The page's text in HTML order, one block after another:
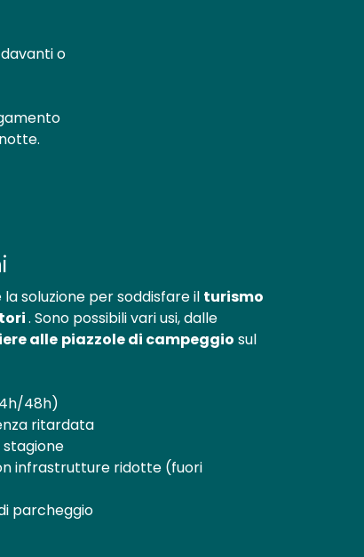
o
soluzione per soddisfare il turismo
. Sono possibili vari usi, dalle
alle piazzole di campeggio sul
48h)
ritardata
infrastrutture ridotte (fuori
parcheggio